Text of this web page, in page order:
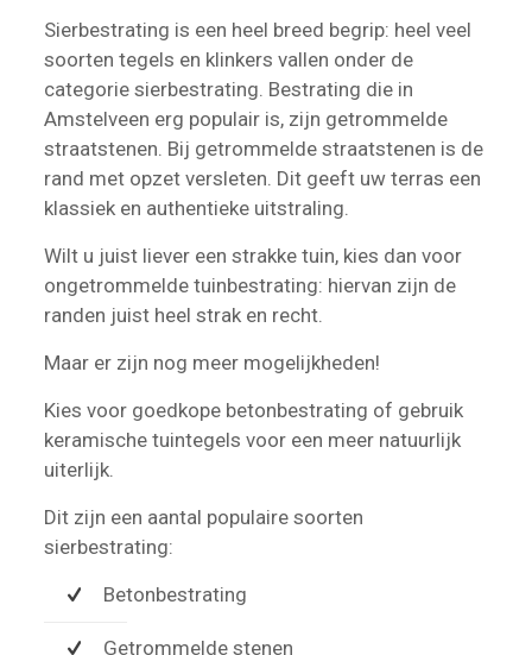
Sierbestrating is een heel breed begrip: heel veel
soorten tegels en klinkers vallen onder de
categorie sierbestrating. Bestrating die in
Amstelveen erg populair is, zijn getrommelde
straatstenen. Bij getrommelde straatstenen is de
rand met opzet versleten. Dit geeft uw terras een
klassiek en authentieke uitstraling.
Wilt u juist liever een strakke tuin, kies dan voor
ongetrommelde tuinbestrating: hiervan zijn de
randen juist heel strak en recht.
Maar er zijn nog meer mogelijkheden!
Kies voor goedkope betonbestrating of gebruik
keramische tuintegels voor een meer natuurlijk
uiterlijk.
Dit zijn een aantal populaire soorten
sierbestrating:
Betonbestrating
Getrommelde stenen